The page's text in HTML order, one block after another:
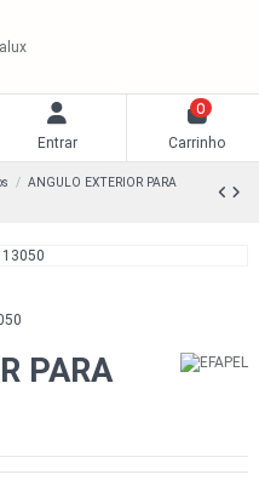
Entrar
0
Carrinho
ANGULO EXTERIOR PARA
PARA